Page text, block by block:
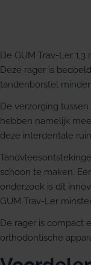
De GUM Trav-Ler
Deze rager is
tandenborstel
De verzorging
hebben namelijk
deze interdentale
schoon te maken.
onderzoek is dit
GUM Trav-Ler
De rager is compact
orthodontische